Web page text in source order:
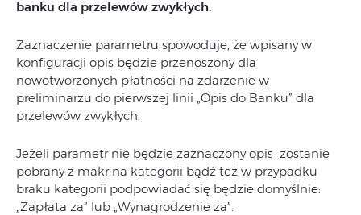
banku dla przelewów zwykłych.
Zaznaczenie parametru spowoduje, że wpisany w
konfiguracji opis będzie przenoszony dla
nowotworzonych płatności na zdarzenie w
preliminarzu do pierwszej linii „Opis do Banku” dla
przelewów zwykłych.
Jeżeli parametr nie będzie zaznaczony opis zostanie
pobrany z makr na kategorii bądź też w przypadku
braku kategorii podpowiadać się będzie domyślnie:
„Zapłata za” lub „Wynagrodzenie za”.